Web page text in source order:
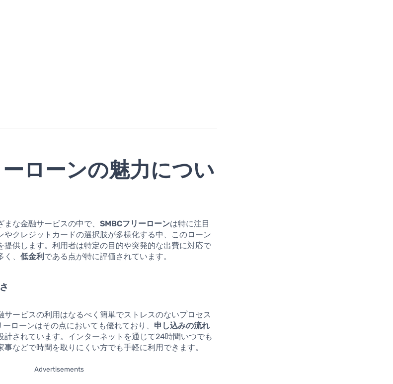
ローンの魅力につい
まな金融サービスの中で、SMBCフリーローンは特に注目
やクレジットカードの選択肢が多様化する中、このローン
提供します。利用者は特定の目的や突発的な出費に対応で
く、低金利 である点が特に評価されています。
サービスの利用はなるべく簡単でストレスのないプロセス
ローンはその点においても優れており、 申し込みの流れ
計されています。インターネットを通じて24時間いつでも
などで時間を取りにくい方でも手軽に利用できます。
Advertisements